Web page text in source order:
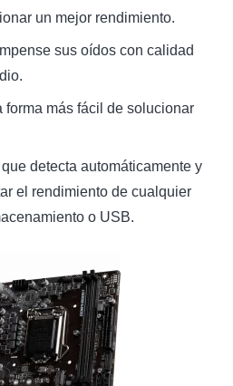
un mejor rendimiento.
sus oídos con calidad
forma más fácil de solucionar
detecta automáticamente y
el rendimiento de cualquier
o USB.